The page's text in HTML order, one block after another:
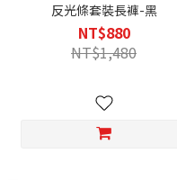
反光條套裝長褲-黑
NT$880
NT$1,480